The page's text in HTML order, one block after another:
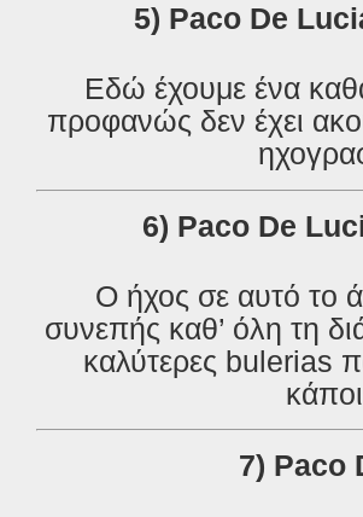
5) Paco De
Εδώ έχουμε ένα
προφανώς δεν έχει
6) Paco De
Ο ήχος σε αυτό το
συνεπής καθ’ όλη τη
καλύτερες bulerias
7) Paco